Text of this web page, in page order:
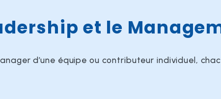
et le
d’une équipe ou contributeur individuel,